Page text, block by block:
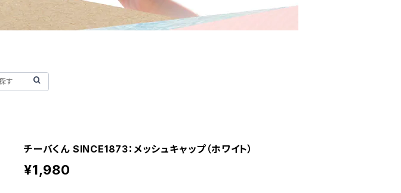
チーバくん SINCE1873：メッシュキャップ（ホワイト）
¥1,980